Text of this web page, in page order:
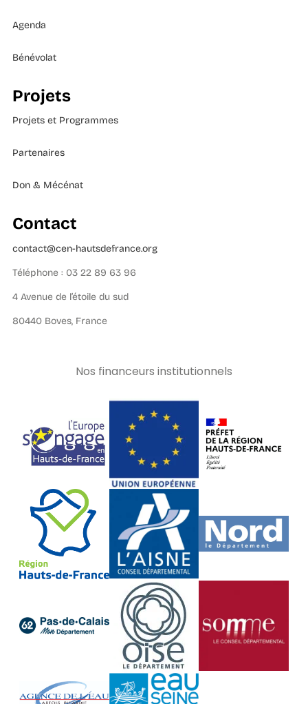
Agenda
Bénévolat
Projets
Projets et Programmes
Partenaires
Don & Mécénat
Contact
contact@cen-hautsdefrance.org
Téléphone : 03 22 89 63 96
4 Avenue de l’étoile du sud
80440 Boves, France
Nos financeurs institutionnels